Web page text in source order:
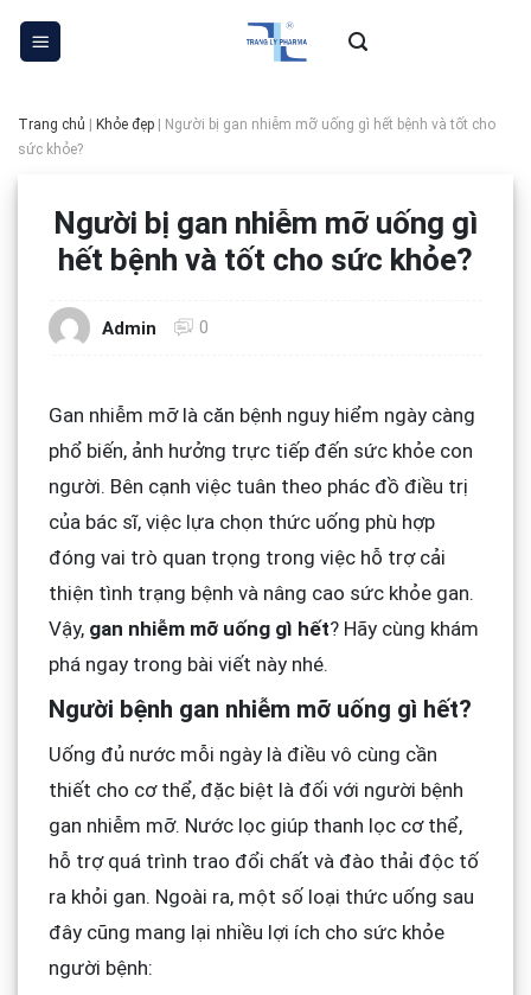
Skip
Trang chủ Khỏe đẹp
Người bị gan nhiễm mỡ uống gì hết bệnh và tốt cho
sức khỏe?
Người bị gan nhiễm mỡ uống gì
hết bệnh và tốt cho sức khỏe?
Admin 0
Gan nhiễm mỡ là căn bệnh nguy hiểm ngày càng
phổ biến, ảnh hưởng trực tiếp đến sức khỏe con
người. Bên cạnh việc tuân theo phác đồ điều trị
của bác sĩ, việc lựa chọn thức uống phù hợp
đóng vai trò quan trọng trong việc hỗ trợ cải
thiện tình trạng bệnh và nâng cao sức khỏe gan.
Vậy, gan nhiễm mỡ uống gì hết? Hãy cùng khám
phá ngay trong bài viết này nhé.
Người bệnh gan nhiễm mỡ uống gì hết?
Uống đủ nước mỗi ngày là điều vô cùng cần
thiết cho cơ thể, đặc biệt là đối với người bệnh
gan nhiễm mỡ. Nước lọc giúp thanh lọc cơ thể,
hỗ trợ quá trình trao đổi chất và đào thải độc tố
ra khỏi gan. Ngoài ra, một số loại thức uống sau
đây cũng mang lại nhiều lợi ích cho sức khỏe
người bệnh: